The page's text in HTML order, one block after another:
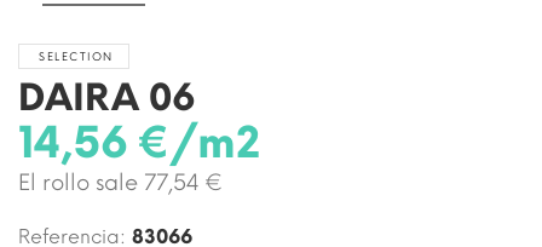
SELECTION
DAIRA 06
14,56 €/m2
El rollo sale 77,54 €
Referencia: 83066